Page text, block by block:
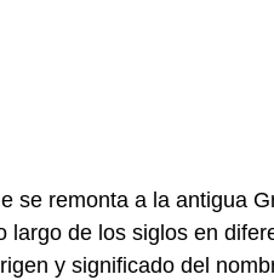
se remonta a la antigua
de los siglos en
y significado del